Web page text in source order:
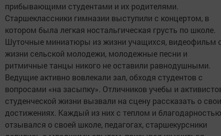
прибывающими студентами и их родителями.
Старшеклассники гимназии выступили с концертом, в
котором была легкая ностальгическая грусть по школе.
Шуточные миниатюры из жизни учащихся, видеофильм
жизни сельской молодежи, молодежные песни и
ритмичные танцы никого не оставили равнодушными.
Ведущие активно вовлекали зал, обходя студентов с
вопросами «на засыпку». Отличников учебы и
студенческой жизни вызвали на сцену рассказать о
достижениях. Каждый из них с теплом и благодарностью
отзывался о своей школе, педагогах, старшекурсники